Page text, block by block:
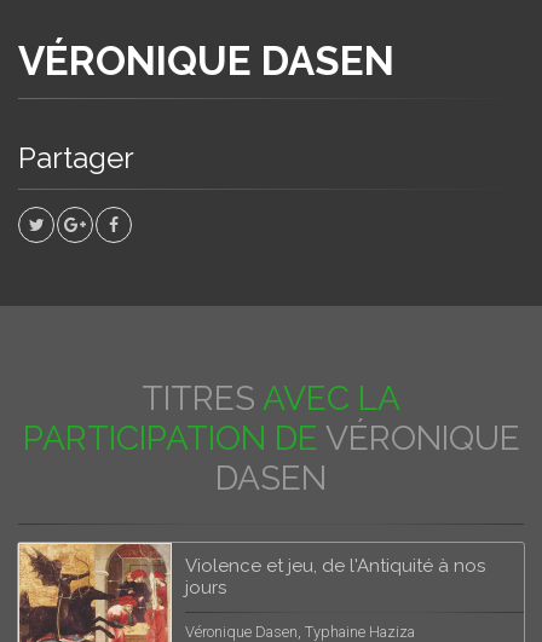
VÉRONIQUE DASEN
Partager
TITRES AVEC LA
PARTICIPATION DE VÉRONIQUE
DASEN
Violence et jeu, de l'Antiquité à nos
jours
Véronique Dasen, Typhaine Haziza